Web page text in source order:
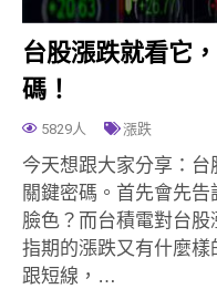
台股漲跌就看它
碼！
5829人 漲跌
今天想跟大家分享：
關鍵密碼。首先會先
臉色？而台積電對台
指期的漲跌又有什麼
跟短線，…